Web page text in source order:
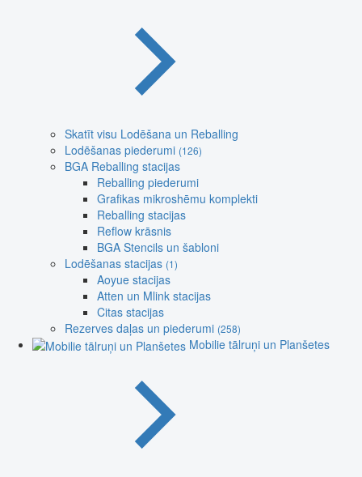
Skatīt visu Lodēšana un Reballing
Lodēšanas piederumi (126)
BGA Reballing stacijas
Reballing piederumi
Grafikas mikroshēmu komplekti
Reballing stacijas
Reflow krāsnis
BGA Stencils un šabloni
Lodēšanas stacijas (1)
Aoyue stacijas
Atten un Mlink stacijas
Citas stacijas
Rezerves daļas un piederumi (258)
Mobilie tālruņi un Planšetes